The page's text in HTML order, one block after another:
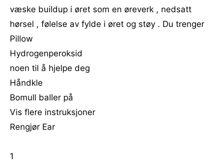
væske buildup i øret som en øreverk , nedsatt
hørsel , følelse av fylde i øret og støy . Du trenger
Pillow
Hydrogenperoksid
noen til å hjelpe deg
Håndkle
Bomull baller på
Vis flere instruksjoner
Rengjør Ear
1